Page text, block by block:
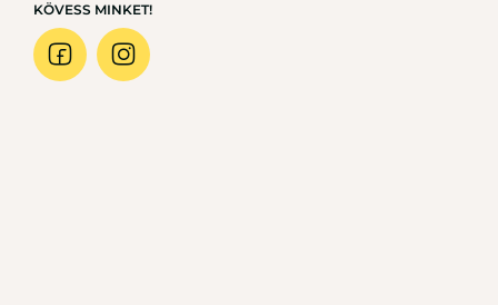
KÖVESS MINKET!